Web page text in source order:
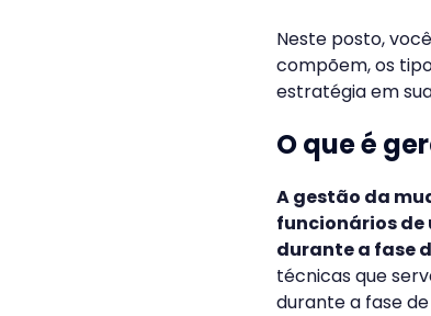
Neste posto,
compõem, os
estratégia em
O que é
A gestão da
funcionários de
durante a fase
técnicas que
durante a fase